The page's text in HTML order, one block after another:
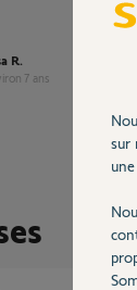
R.
7 ans
sur